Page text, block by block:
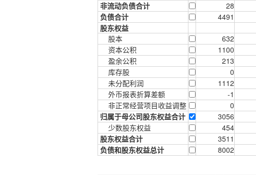
非流动负债合计
28
负债合计
4491
股东权益
股本
632
资本公积
1100
盈余公积
213
库存股
0
未分配利润
1112
外币报表折算差额
-1
非正常经营项目收益调整
0
归属于母公司股东权益合计
3056
少数股东权益
454
股东权益合计
3511
负债和股东权益总计
8002